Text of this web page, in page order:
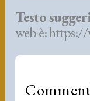
Testo
web è: